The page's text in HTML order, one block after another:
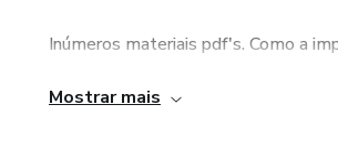
Inúmeros materiais pdf's. Como a
de connsciência através das
Mostrar mais